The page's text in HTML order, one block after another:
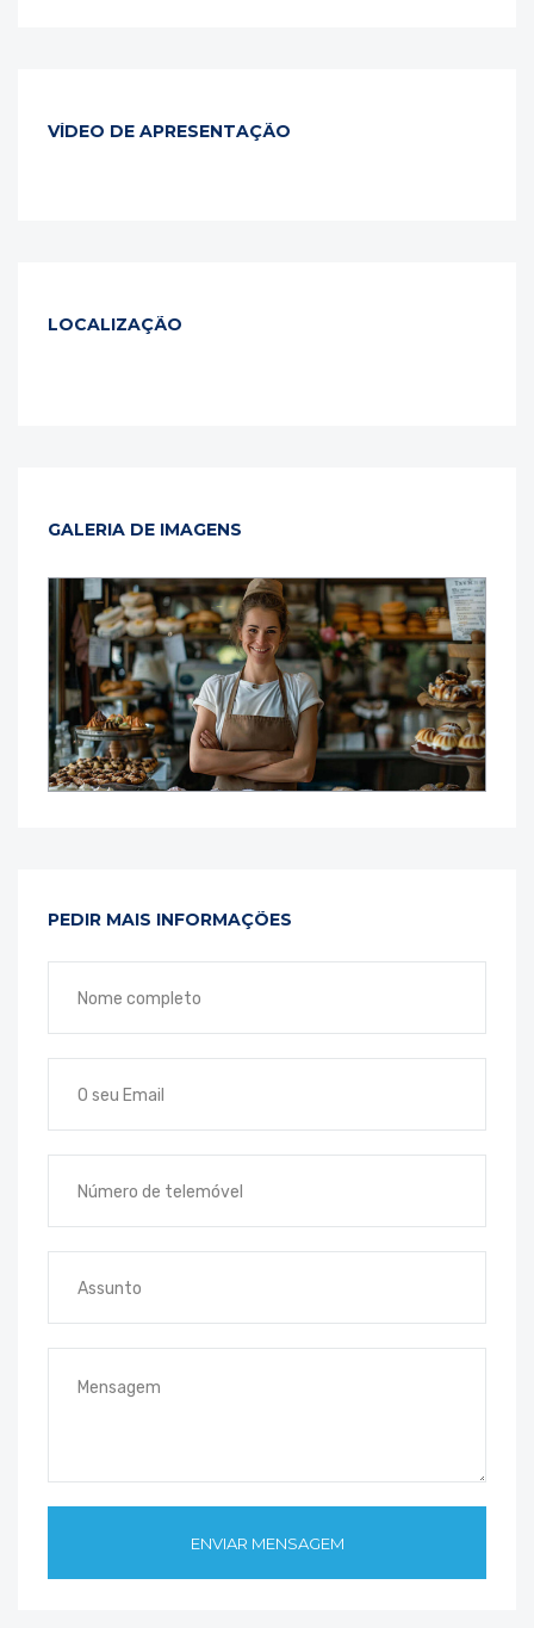
VÍDEO DE APRESENTAÇÃO
LOCALIZAÇÃO
GALERIA DE IMAGENS
PEDIR MAIS INFORMAÇÕES